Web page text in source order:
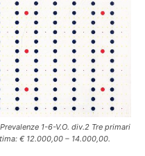
1-6-V.O. div.2 Tre primari
€ 12.000,00 – 14.000,00.